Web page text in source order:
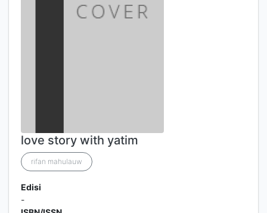
love story with yatim
rifan mahulauw
Edisi
-